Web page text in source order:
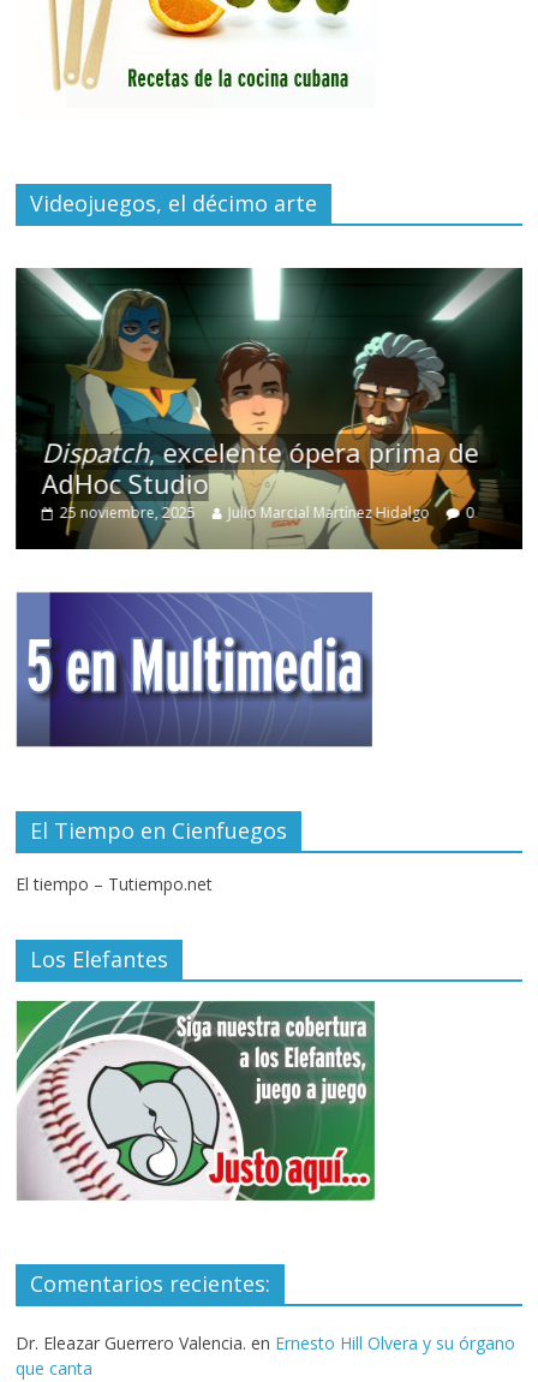
Videojuegos, el décimo arte
Dispatch, excelente ópera prima de
AdHoc Studio
25 noviembre, 2025 Julio Marcial Martínez Hidalgo 0
El Tiempo en Cienfuegos
El tiempo – Tutiempo.net
Los Elefantes
Comentarios recientes:
Dr. Eleazar Guerrero Valencia. en Ernesto Hill Olvera y su órgano
que canta